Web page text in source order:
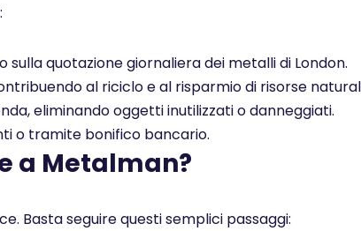
quotazione giornaliera dei metalli di London.
al riciclo e al risparmio di risorse
eliminando oggetti inutilizzati o danneggiati.
o tramite bonifico bancario.
a Metalman?
Basta seguire questi semplici passaggi: